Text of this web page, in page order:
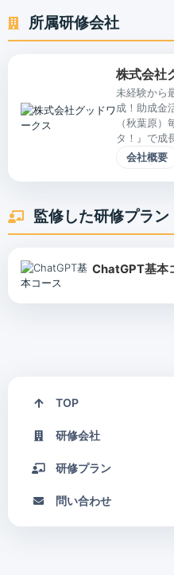
所属研修会社
株式会社
未経験から
成！助成金
（秋葉原
タ！』で成
会社概要
監修した研修プラン
ChatGPT基本
TOP
研修会社
研修プラン
問い合わせ